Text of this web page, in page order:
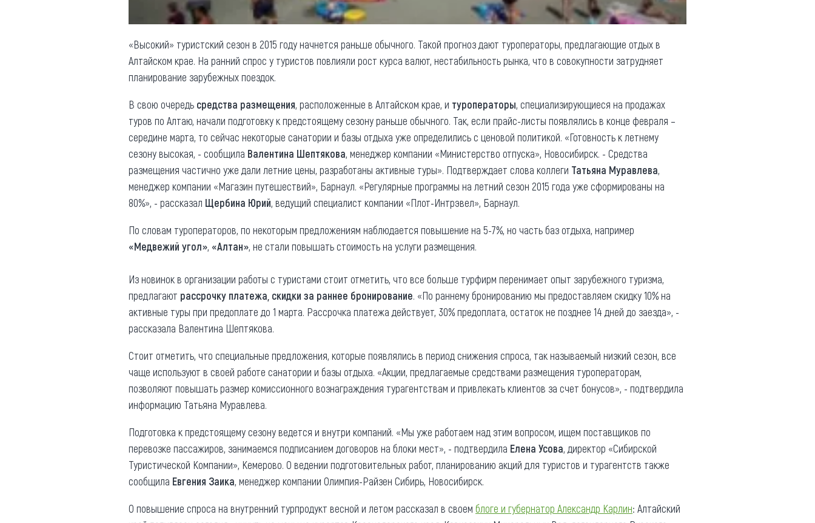
«Высокий» туристский сезон в 2015 году начнется раньше обычного. Такой прогноз дают туроператоры, предлагающие отдых в
Алтайском крае. На ранний спрос у туристов повлияли рост курса валют, нестабильность рынка, что в совокупности затрудняет
планирование зарубежных поездок.
В свою очередь средства размещения, расположенные в Алтайском крае, и туроператоры, специализирующиеся на продажах
туров по Алтаю, начали подготовку к предстоящему сезону раньше обычного. Так, если прайс-листы появлялись в конце февраля –
середине марта, то сейчас некоторые санатории и базы отдыха уже определились с ценовой политикой. «Готовность к летнему
сезону высокая, - сообщила Валентина Шептякова, менеджер компании «Министерство отпуска», Новосибирск. - Средства
размещения частично уже дали летние цены, разработаны активные туры». Подтверждает слова коллеги Татьяна Муравлева,
менеджер компании «Магазин путешествий», Барнаул. «Регулярные программы на летний сезон 2015 года уже сформированы на
80%», - рассказал Щербина Юрий, ведущий специалист компании «Плот-Интрэвел», Барнаул.
По словам туроператоров, по некоторым предложениям наблюдается повышение на 5-7%, но часть баз отдыха, например
«Медвежий угол», «Алтан», не стали повышать стоимость на услуги размещения.
Из новинок в организации работы с туристами стоит отметить, что все больше турфирм перенимает опыт зарубежного туризма,
предлагают рассрочку платежа, скидки за раннее бронирование. «По раннему бронированию мы предоставляем скидку 10% на
активные туры при предоплате до 1 марта. Рассрочка платежа действует, 30% предоплата, остаток не позднее 14 дней до заезда», -
рассказала Валентина Шептякова.
Стоит отметить, что специальные предложения, которые появлялись в период снижения спроса, так называемый низкий сезон, все
чаще используют в своей работе санатории и базы отдыха. «Акции, предлагаемые средствами размещения туроператорам,
позволяют повышать размер комиссионного вознаграждения турагентствам и привлекать клиентов за счет бонусов», - подтвердила
информацию Татьяна Муравлева.
Подготовка к предстоящему сезону ведется и внутри компаний. «Мы уже работаем над этим вопросом, ищем поставщиков по
перевозке пассажиров, занимаемся подписанием договоров на блоки мест», - подтвердила Елена Усова, директор «Сибирской
Туристической Компании», Кемерово. О ведении подготовительных работ, планированию акций для туристов и турагентств также
сообщила Евгения Заика, менеджер компании Олимпия-Райзен Сибирь, Новосибирск.
О повышение спроса на внутренний турпродукт весной и летом рассказал в своем блоге и губернатор Александр Карлин: Алтайский